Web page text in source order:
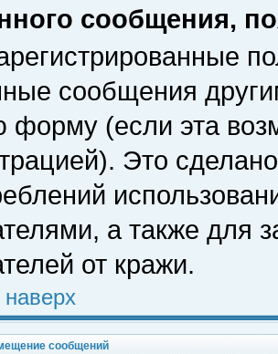
сообщения,
сообщения
форму (если эта
Это
а также для
от кражи.
наверх
сообщений